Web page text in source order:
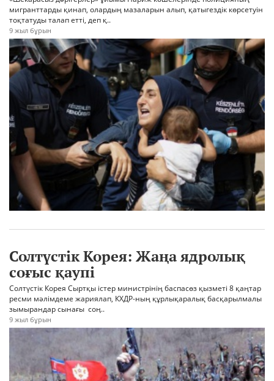
мигранттарды қинап, олардың мазаларын алып, қатыгездік көрсетуін
тоқтатуды талап етті, деп қ..
9 жыл бұрын
Солтүстік Корея: Жаңа ядролық
соғыс қаупі
Солтүстік Корея Сыртқы істер министрінің баспасөз қызметі 8 қаңтар
ресми мәлімдеме жариялап, КХДР-ның құрлықаралық басқарылмалы
зымырандар сынағы соң..
9 жыл бұрын